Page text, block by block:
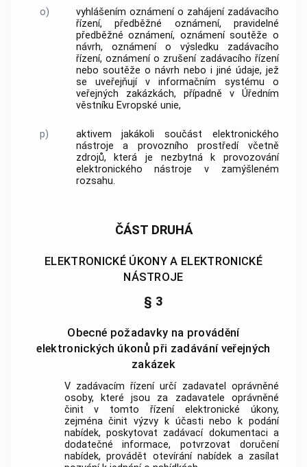
o) vyhlášením oznámení o zahájení zadávacího
řízení, předběžné oznámení, pravidelné
předběžné oznámení, oznámenísoutěže o
návrh, oznámení o výsledku zadávacího
řízení, oznámení o zrušení zadávacího řízení
nebo soutěže o návrh nebo i jiné údaje, jež
se uveřejňují vinformačním systému o
veřejných zakázkách, případně v Úředním
věstníku Evropské unie,
p) aktivem jakákoli součást elektronického
nástroje a provozníhoprostředívčetně
zdrojů, která je nezbytná k provozování
elektronického nástroje v zamýšleném
rozsahu.
ČÁST DRUHÁ
ELEKTRONICKÉ ÚKONY A ELEKTRONICKÉ
NÁSTROJE
§ 3
Obecné požadavky na provádění
elektronických úkonů při zadávání veřejných
zakázek
V zadávacím řízení určí zadavatel oprávněné
osoby, které jsou za zadavatele oprávněné
činit v tomto řízení elektronické úkony,
zejména činit výzvy k účasti nebo k podání
nabídek, poskytovat zadávací dokumentaci a
dodatečné informace, potvrzovat doručení
nabídek, provádět otevírání nabídek a zasílat